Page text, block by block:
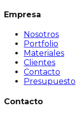
Empresa
Nosotros
Portfolio
Materiales
Clientes
Contacto
Presupuesto
Contacto